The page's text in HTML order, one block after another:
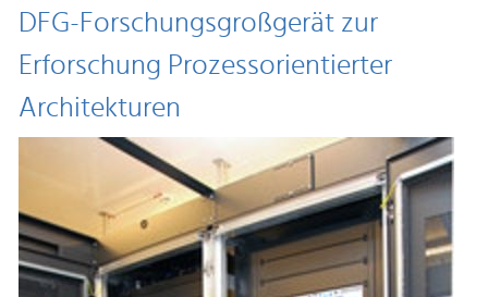
DFG-Forschungsgroßgerät zur
Erforschung Prozessorientierter
Architekturen